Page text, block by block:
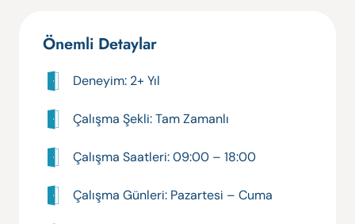
Önemli Detaylar
Deneyim: 2+ Yıl
Çalışma Şekli: Tam Zamanlı
Çalışma Saatleri: 09:00 – 18:00
Çalışma Günleri: Pazartesi – Cuma